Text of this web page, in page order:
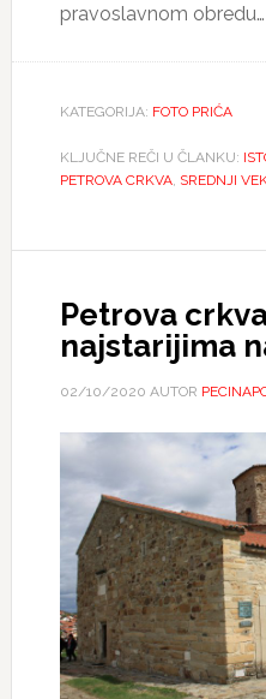
pravoslavnom obredu…
KATEGORIJA: FOTO PRIĆA
KLJUČNE REČI U ČLANKU:
PETROVA CRKVA, SREDNJI
Petrova
najstarijima
02/10/2020 AUTOR